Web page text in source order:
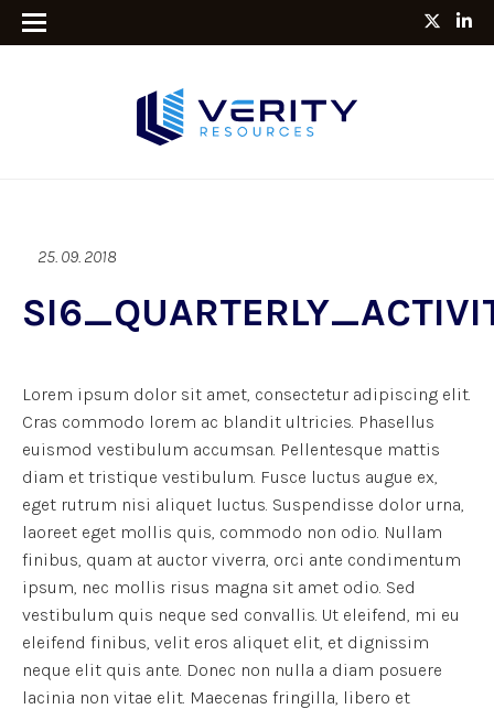
25. 09. 2018
Lorem ipsum dolor sit amet, consectetur adipiscing elit.
Cras commodo lorem ac blandit ultricies. Phasellus
euismod vestibulum accumsan. Pellentesque mattis
diam et tristique vestibulum. Fusce luctus augue ex,
eget rutrum nisi aliquet luctus. Suspendisse dolor urna,
laoreet eget mollis quis, commodo non odio. Nullam
finibus, quam at auctor viverra, orci ante condimentum
ipsum, nec mollis risus magna sit amet odio. Sed
vestibulum quis neque sed convallis. Ut eleifend, mi eu
eleifend finibus, velit eros aliquet elit, et dignissim
neque elit quis ante. Donec non nulla a diam posuere
lacinia non vitae elit. Maecenas fringilla, libero et